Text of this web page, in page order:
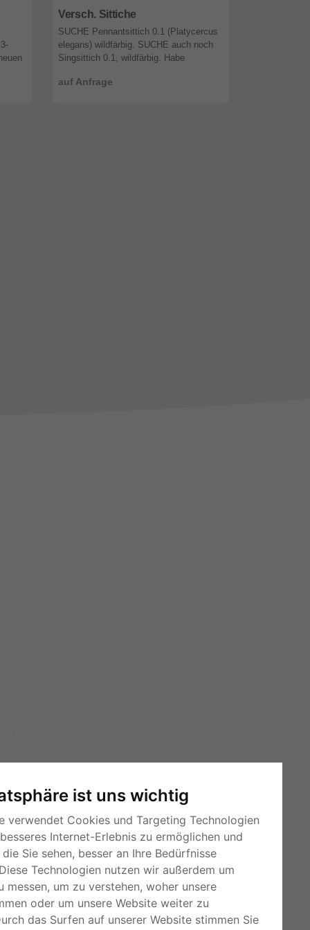
ist uns wichtig
verwendet Cookies und Targeting Technologien
Internet-Erlebnis zu ermöglichen und
Sie sehen, besser an Ihre Bedürfnisse
Technologien nutzen wir außerdem um
messen, um zu verstehen, woher unsere
oder um unsere Website weiter zu
das Surfen auf unserer Website stimmen Sie
Versch. Sittiche
auf Anfrage
SUCHE Pennantsittich 0.1 (Platycercus
elegans) wildfärbig. SUCHE auch noch
Singsittich 0.1, wildfärbig. Habe
abgeben - bei Interesse bitte meld ...
RSS-Feeds